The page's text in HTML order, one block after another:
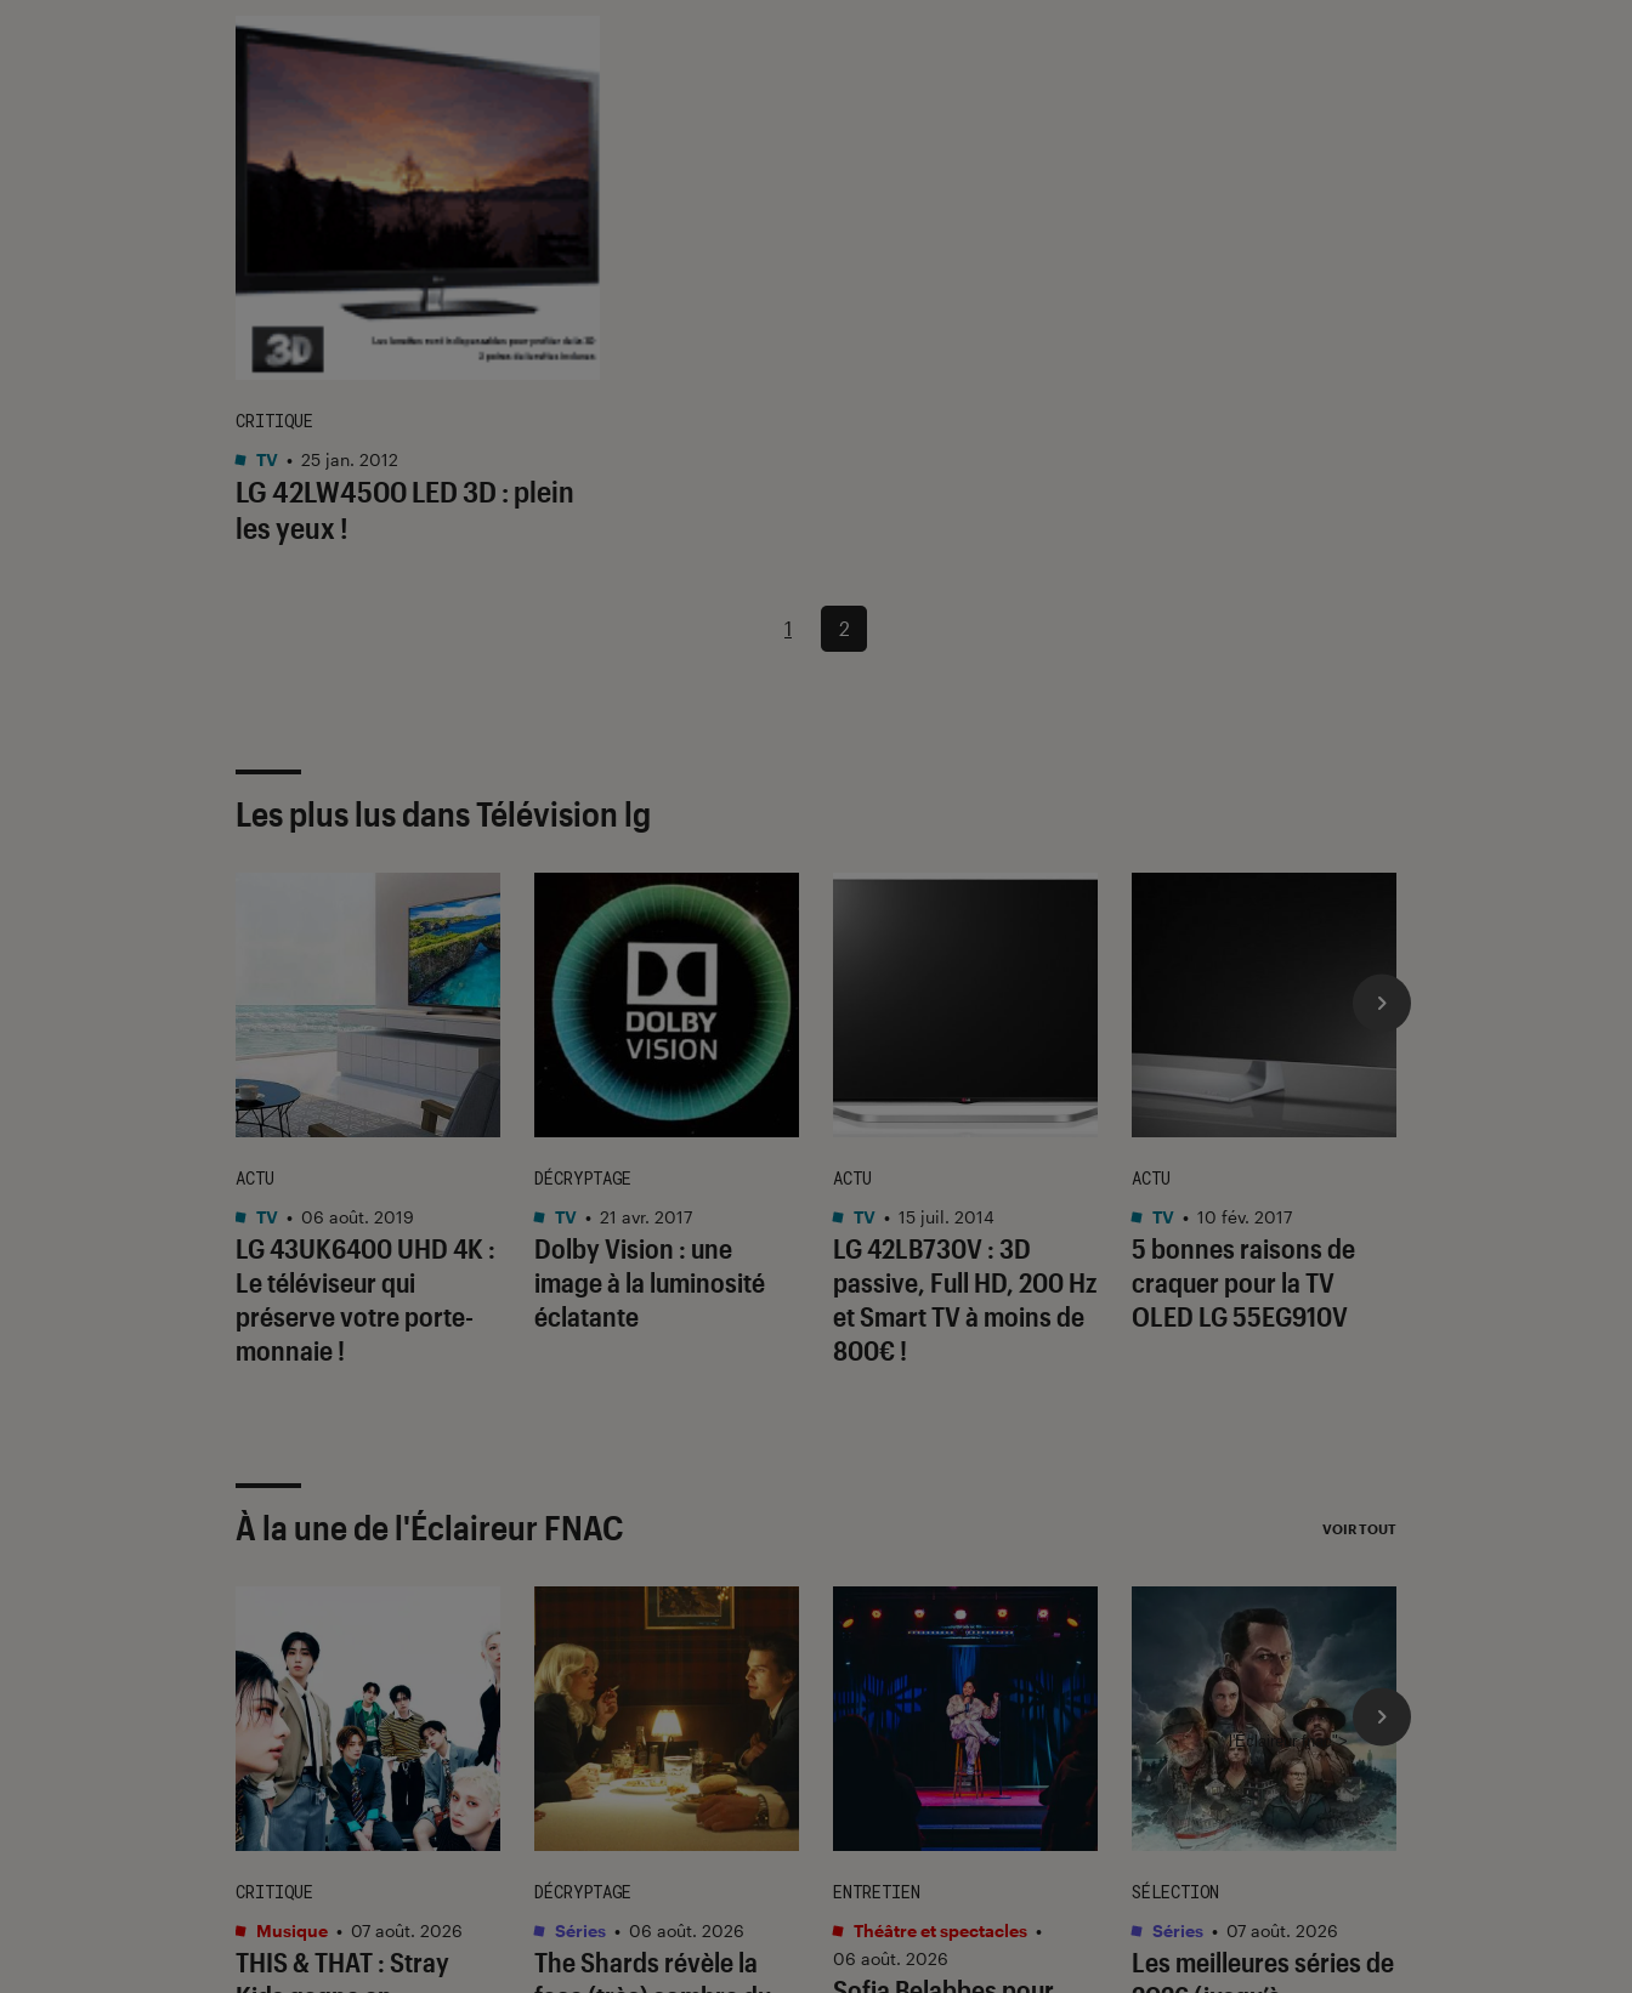
LG 42LW4500 LED 3D : plein
les yeux !
CRITIQUE
TV • 25 jan. 2012
1 2
Les plus lus dans Télévision lg
LG 43UK6400 UHD 4K :
Le téléviseur qui
préserve votre porte-
monnaie !
ACTU
TV • 06 août. 2019
Dolby Vision : une
image à la luminosité
éclatante
DÉCRYPTAGE
TV • 21 avr. 2017
LG 42LB730V : 3D
passive, Full HD, 200 Hz
et Smart TV à moins de
800€ !
ACTU
TV • 15 juil. 2014
5 bonnes raisons de
craquer pour la TV
OLED LG 55EG910V
ACTU
TV • 10 fév. 2017
À la une de l'Éclaireur FNAC VOIR TOUT
THIS & THAT: Stray
CRITIQUE
Musique • 07 août. 2026
The Shards révèle la
DÉCRYPTAGE
Séries • 06 août. 2026
ENTRETIEN
Théâtre et spectacles •
06 août. 2026
Les meilleures séries de
SÉLECTION
Séries • 07 août. 2026
l'Éclaireur fnac">